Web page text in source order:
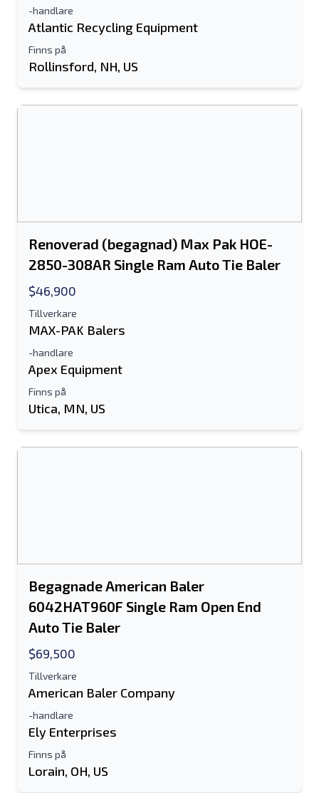
-handlare
Atlantic Recycling Equipment
Finns på
Rollinsford, NH, US
Renoverad (begagnad) Max Pak HOE-
2850-308AR Single Ram Auto Tie Baler
$46,900
Tillverkare
MAX-PAK Balers
-handlare
Apex Equipment
Finns på
Utica, MN, US
Begagnade American Baler
6042HAT960F Single Ram Open End
Auto Tie Baler
$69,500
Tillverkare
American Baler Company
-handlare
Ely Enterprises
Finns på
Lorain, OH, US
Skicka till en vän